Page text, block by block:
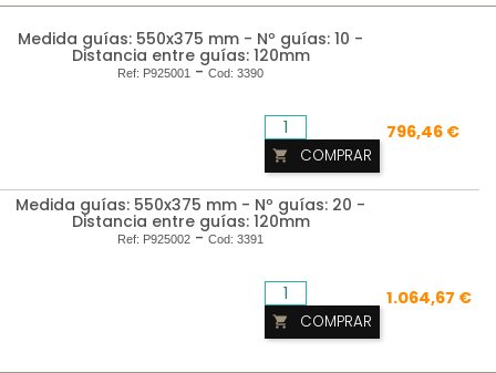
Medida guías: 550x375 mm - Nº guías: 10 -
Distancia entre guías: 120mm
Ref: P925001 -Cod: 3390
796,46 €
 COMPRAR
Medida guías: 550x375 mm - Nº guías: 20 -
Distancia entre guías: 120mm
Ref: P925002 -Cod: 3391
1.064,67 €
 COMPRAR